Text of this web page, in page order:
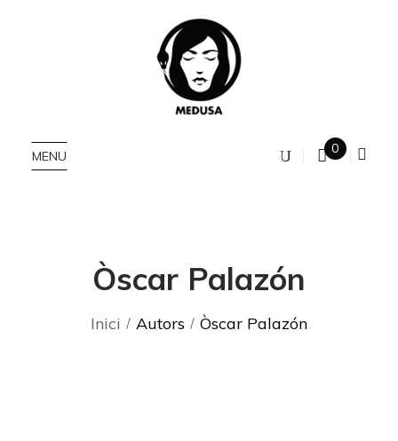
MENU 0
Òscar Palazón
Inici Autors Òscar Palazón